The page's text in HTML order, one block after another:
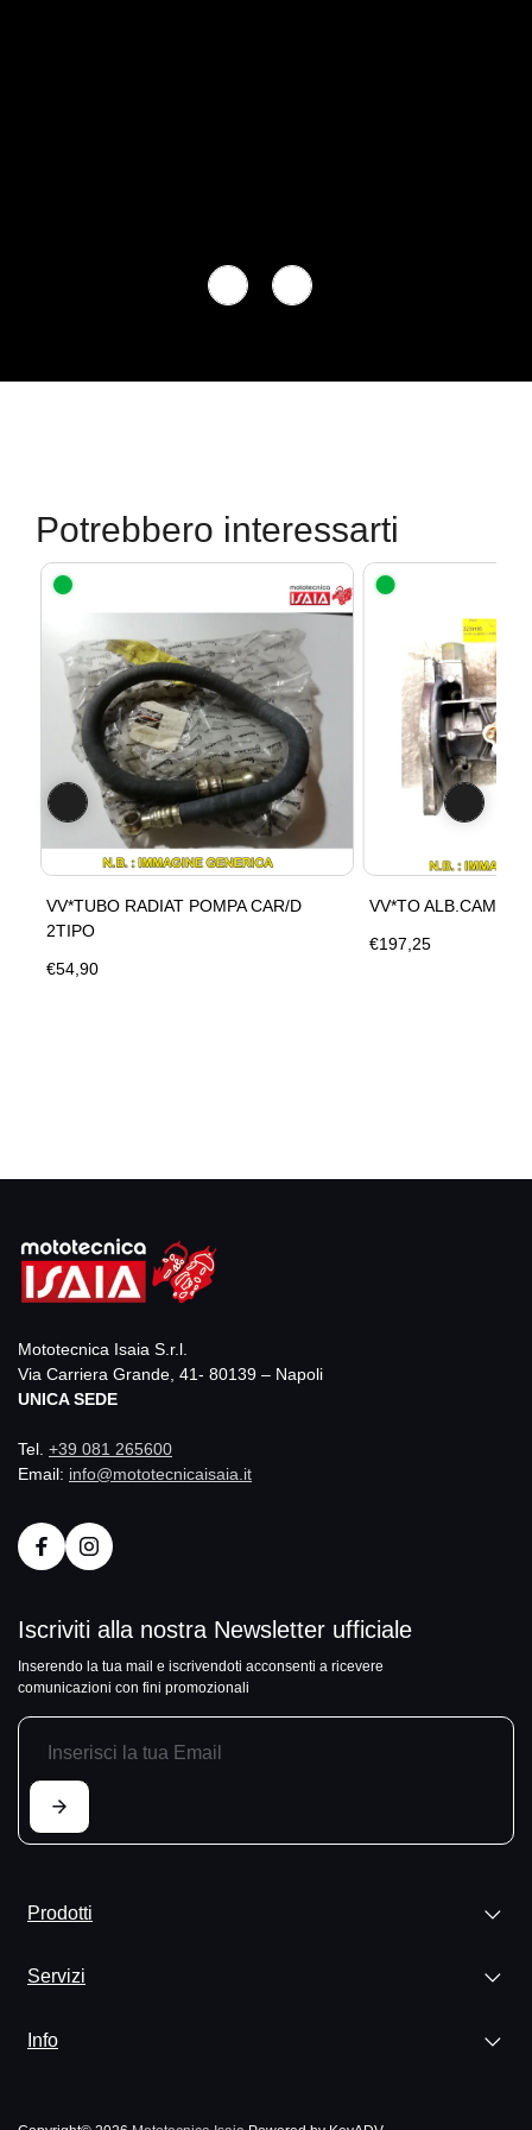
Potrebbero interessarti
VV*TUBO RADIAT POMPA CAR/D
2TIPO
€54,90
VV*TO ALB.CAMME
€197,25
Mototecnica Isaia S.r.l.
Via Carriera Grande, 41- 80139 – Napoli
UNICA SEDE
Tel. +39 081 265600
Email: info@mototecnicaisaia.it
Iscriviti alla nostra Newsletter ufficiale
Inserendo la tua mail e iscrivendoti acconsenti a ricevere
comunicazioni con fini promozionali
Prodotti
Servizi
Info